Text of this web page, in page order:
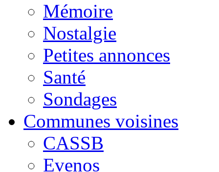
Mémoire
Nostalgie
Petites annonces
Santé
Sondages
Communes voisines
CASSB
Evenos